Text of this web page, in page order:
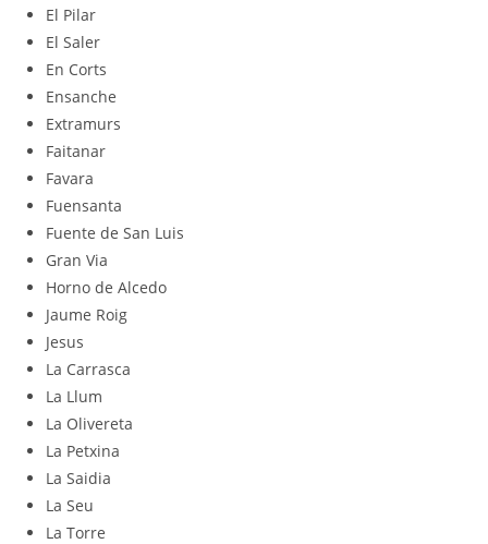
El Pilar
El Saler
En Corts
Ensanche
Extramurs
Faitanar
Favara
Fuensanta
Fuente de San Luis
Gran Via
Horno de Alcedo
Jaume Roig
Jesus
La Carrasca
La Llum
La Olivereta
La Petxina
La Saidia
La Seu
La Torre